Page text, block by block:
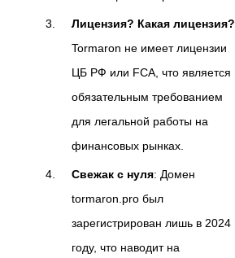
Лицензия? Какая лицензия?
Tormaron не имеет лицензии
ЦБ РФ или FCA, что является
обязательным требованием
для легальной работы на
финансовых рынках.
Свежак с нуля: Домен
tormaron.pro был
зарегистрирован лишь в 2024
году, что наводит на